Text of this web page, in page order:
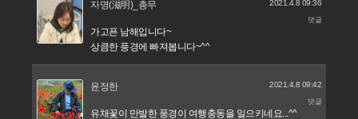
자명(滋明)_총무 2021.4.8 09:36
댓글
가고픈 남해입니다~
상큼한 풍경에 빠져봅니다~^^
윤정한 2021.4.8 09:42
댓글
유채꽃이 만발한 풍경이 여행충동을 일으키네요...^^